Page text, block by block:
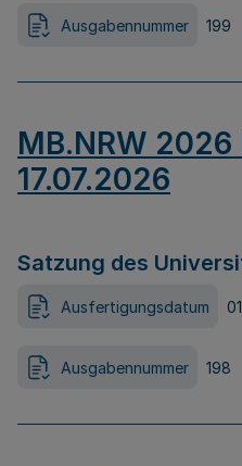
Ausgabennummer 199
MB.NRW 2026
17.07.2026
Satzung des
Ausfertigungsdatum
Ausgabennummer 198